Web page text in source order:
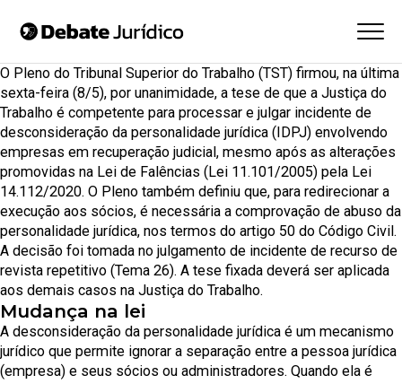
O Pleno do Tribunal Superior do Trabalho (TST) firmou, na última
sexta-feira (8/5), por unanimidade, a tese de que a Justiça do
Trabalho é competente para processar e julgar incidente de
desconsideração da personalidade jurídica (IDPJ) envolvendo
empresas em recuperação judicial, mesmo após as alterações
promovidas na Lei de Falências (Lei 11.101/2005) pela Lei
14.112/2020. O Pleno também definiu que, para redirecionar a
execução aos sócios, é necessária a comprovação de abuso da
personalidade jurídica, nos termos do artigo 50 do Código Civil.
A decisão foi tomada no julgamento de incidente de recurso de
revista repetitivo (Tema 26). A tese fixada deverá ser aplicada
aos demais casos na Justiça do Trabalho.
Mudança na lei
A desconsideração da personalidade jurídica é um mecanismo
jurídico que permite ignorar a separação entre a pessoa jurídica
(empresa) e seus sócios ou administradores. Quando ela é